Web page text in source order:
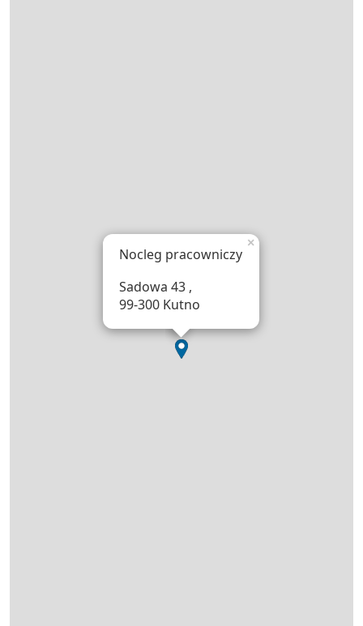
Nocleg pracowniczy
Sadowa 43 ,
99-300 Kutno
×